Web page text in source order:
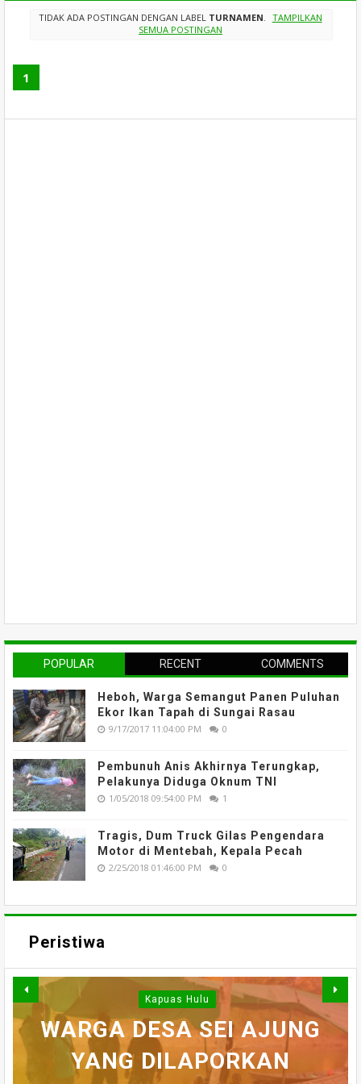
TIDAK ADA POSTINGAN DENGAN LABEL TURNAMEN. TAMPILKAN
SEMUA POSTINGAN
1
POPULAR RECENT COMMENTS
Heboh, Warga Semangut Panen Puluhan
Ekor Ikan Tapah di Sungai Rasau
9/17/2017 11:04:00 PM 0
Pembunuh Anis Akhirnya Terungkap,
Pelakunya Diduga Oknum TNI
1/05/2018 09:54:00 PM 1
Tragis, Dum Truck Gilas Pengendara
Motor di Mentebah, Kepala Pecah
2/25/2018 01:46:00 PM 0
Peristiwa
Kapuas Hulu
WARGA DESA SEI AJUNG
YANG DILAPORKAN
SI JAGO MERAH
MENGAMUK, BELASAN
SEMPAT SEKARAT, H